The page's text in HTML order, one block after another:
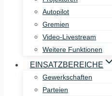
Autopilot
Gremien
Video-Livestream
Weitere Funktionen
EINSATZBEREICHE
Gewerkschaften
Parteien